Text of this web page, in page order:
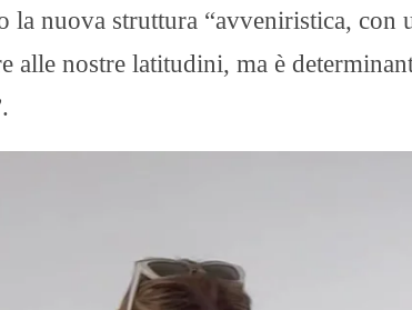
la nuova struttura “avveniristica, con
alle nostre latitudini, ma è